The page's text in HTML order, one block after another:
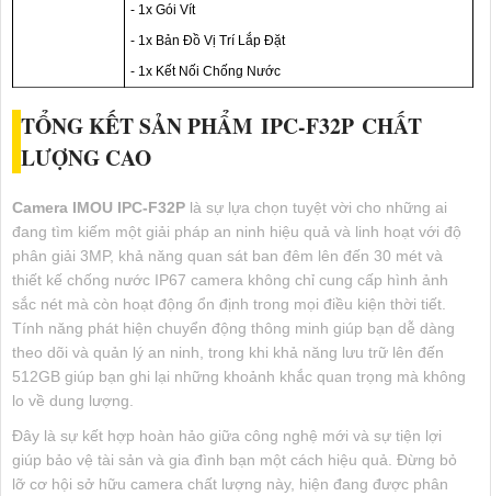
- 1x Gói Vít
- 1x Bản Đồ Vị Trí Lắp Đặt
- 1x Kết Nối Chống Nước
TỔNG KẾT SẢN PHẨM IPC-F32P CHẤT
LƯỢNG CAO
Camera IMOU IPC-F32P là sự lựa chọn tuyệt vời cho những ai
đang tìm kiếm một giải pháp an ninh hiệu quả và linh hoạt với độ
phân giải 3MP, khả năng quan sát ban đêm lên đến 30 mét và
thiết kế chống nước IP67 camera không chỉ cung cấp hình ảnh
sắc nét mà còn hoạt động ổn định trong mọi điều kiện thời tiết.
Tính năng phát hiện chuyển động thông minh giúp bạn dễ dàng
theo dõi và quản lý an ninh, trong khi khả năng lưu trữ lên đến
512GB giúp bạn ghi lại những khoảnh khắc quan trọng mà không
lo về dung lượng.
Đây là sự kết hợp hoàn hảo giữa công nghệ mới và sự tiện lợi
giúp bảo vệ tài sản và gia đình bạn một cách hiệu quả. Đừng bỏ
lỡ cơ hội sở hữu camera chất lượng này, hiện đang được phân